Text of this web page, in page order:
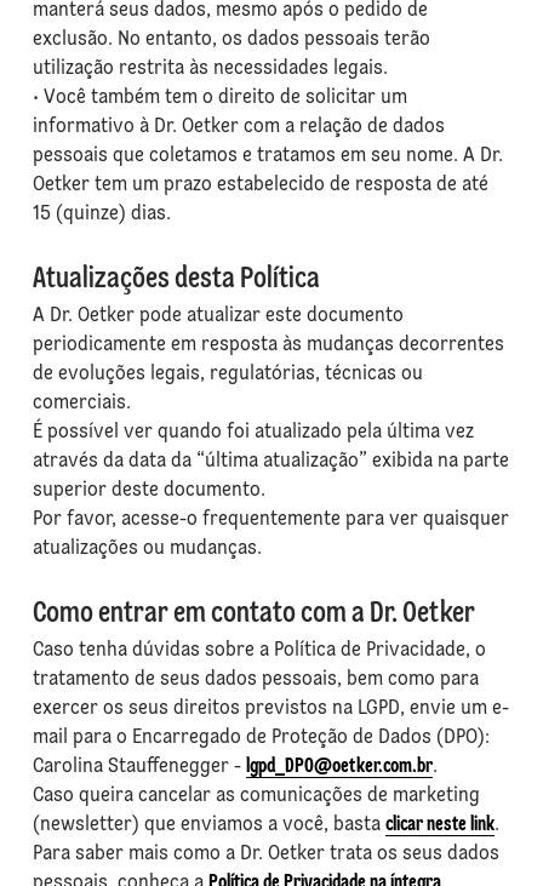
manterá seus dados, mesmo após o pedido de
exclusão. No entanto, os dados pessoais terão
utilização restrita às necessidades legais.
• Você também tem o direito de solicitar um
informativo à Dr. Oetker com a relação de dados
pessoais que coletamos e tratamos em seu nome. A Dr.
Oetker tem um prazo estabelecido de resposta de até
15 (quinze) dias.
Atualizações desta Política
A Dr. Oetker pode atualizar este documento
periodicamente em resposta às mudanças decorrentes
de evoluções legais, regulatórias, técnicas ou
comerciais.
É possível ver quando foi atualizado pela última vez
através da data da “última atualização” exibida na parte
superior deste documento.
Por favor, acesse-o frequentemente para ver quaisquer
atualizações ou mudanças.
Como entrar em contato com a Dr. Oetker
Caso tenha dúvidas sobre a Política de Privacidade, o
tratamento de seus dados pessoais, bem como para
exercer os seus direitos previstos na LGPD, envie um e-
mail para o Encarregado de Proteção de Dados (DPO):
Carolina Stauffenegger - lgpd_DPO@oetker.com.br.
Caso queira cancelar as comunicações de marketing
(newsletter) que enviamos a você, basta clicar neste link.
Para saber mais como a Dr. Oetker trata os seus dados